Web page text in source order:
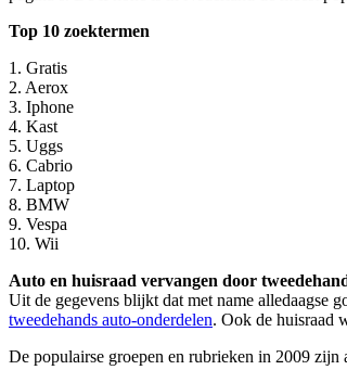
Top 10 zoektermen
1. Gratis
2. Aerox
3. Iphone
4. Kast
5. Uggs
6. Cabrio
7. Laptop
8. BMW
9. Vespa
10. Wii
Auto en huisraad vervangen door
Uit de gegevens blijkt dat met name alledaagse
tweedehands auto-onderdelen. Ook de huisraad
De populairse groepen en rubrieken in 2009 zijn